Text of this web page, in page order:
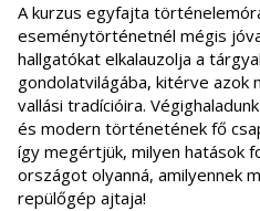
A kurzus egyfajta
eseménytörténetnél mégis
hallgatókat elkalauzolja a
gondolatvilágába, kitérve azok
vallási tradícióira.
és modern történetének fő
így megértjük, milyen hatások
országot olyanná, amilyennek
repülőgép ajtaja!